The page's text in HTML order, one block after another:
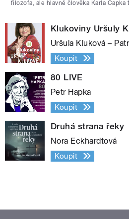
filozofa, ale hlavně člověka Karla
Klukoviny Uršuly
Uršula Kluková –
Koupit
80 LIVE
Petr Hapka
Koupit
Druhá strana řeky
Nora Eckhardtová
Koupit